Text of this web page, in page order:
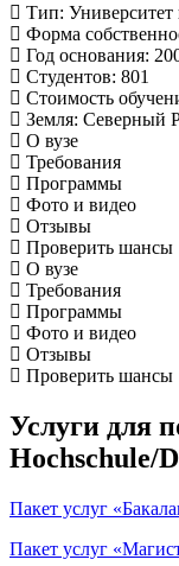
Тип:
Форма
Год основания:
Студентов: 801
Стоимость
Земля: Северный
О вузе
Требования
Программы
Фото и видео
Отзывы
Проверить шансы
О вузе
Требования
Программы
Фото и видео
Отзывы
Проверить шансы
Услуги для
Hochschule/
Пакет услуг
Пакет услуг